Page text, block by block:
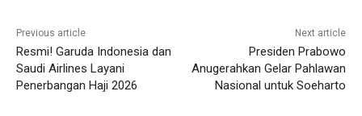
Previous article
Resmi! Garuda Indonesia dan
Saudi Airlines Layani
Penerbangan Haji 2026
Next article
Presiden Prabowo
Anugerahkan Gelar Pahlawan
Nasional untuk Soeharto